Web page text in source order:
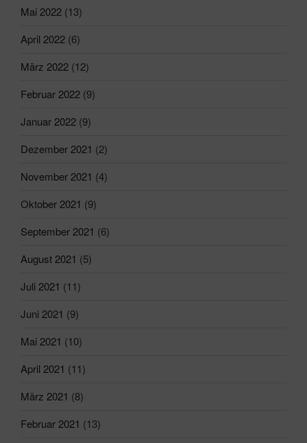
Mai 2022 (13)
April 2022 (6)
März 2022 (12)
Februar 2022 (9)
Januar 2022 (9)
Dezember 2021 (2)
November 2021 (4)
Oktober 2021 (9)
September 2021 (6)
August 2021 (5)
Juli 2021 (11)
Juni 2021 (9)
Mai 2021 (10)
April 2021 (11)
März 2021 (8)
Februar 2021 (13)